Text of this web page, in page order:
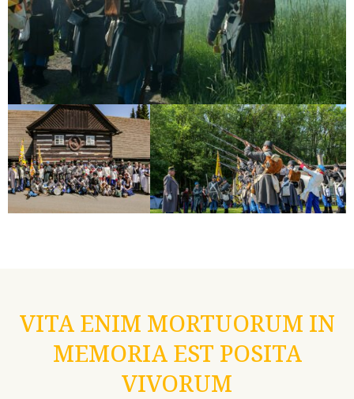
VITA ENIM MORTUORUM IN
MEMORIA EST POSITA
VIVORUM